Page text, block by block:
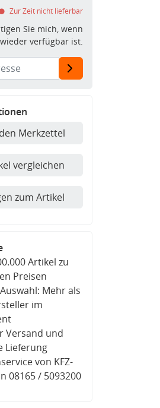
Zur Zeit nicht lieferbar
Sie mich, wenn
verfügbar ist.
Merkzettel
vergleichen
zum Artikel
Artikel zu
Preisen
Mehr als
im
Versand und
Lieferung
von KFZ-
08165 / 5093200